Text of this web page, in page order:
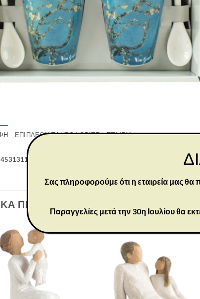
ΕΠΙΠΛΈΟΝ ΠΛΗΡΟΦΟΡΊΕΣ ΕΤΑΙΡΊΑ
ΠΡΟΪΌΝΤΑ
Σας πληροφορούμε ότι η εταιρεία μας θα
Παραγγελίες μετά την 30η Ιουλίου θα